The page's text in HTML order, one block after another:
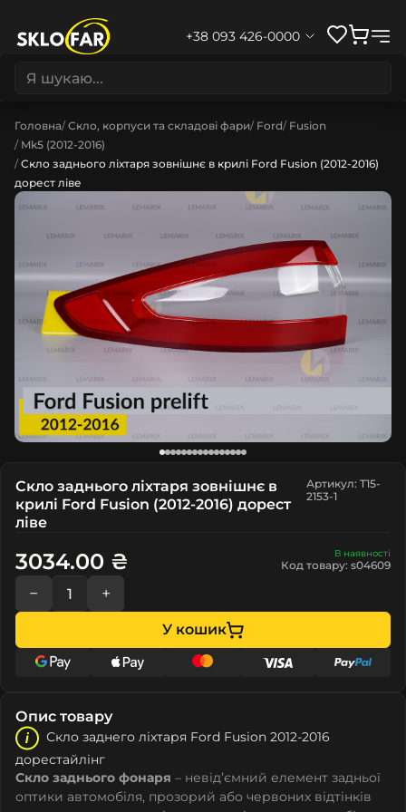
+38 093 426-0000
Головна Скло, корпуси та складові фари Ford Fusion
Mk5 (2012-2016)
Скло заднього ліхтаря зовнішнє в крилі Ford Fusion (2012-2016)
дорест ліве
Скло заднього ліхтаря зовнішнє в
крилі Ford Fusion (2012-2016) дорест
ліве
Артикул: T15-
2153-1
В наявності
Код товару: s04609
3034.00 ₴
− +
У кошик
Опис товару
Скло заднего ліхтаря Ford Fusion 2012-2016
дорестайлінг
Скло заднього фонаря – невід’ємний елемент задньої
оптики автомобіля, прозорий або червоних відтінків